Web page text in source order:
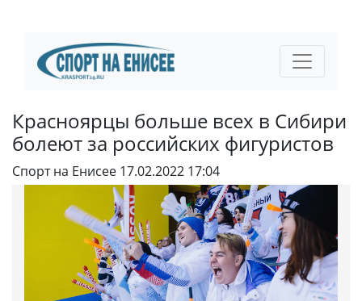
Красноярцы больше всех в Сибири
болеют за российских фигуристов
Спорт на Енисее 17.02.2022 17:04